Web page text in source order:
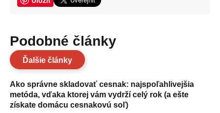
Podobné články
Ďalšie články
Ako správne skladovať cesnak: najspoľahlivejšia
metóda, vďaka ktorej vám vydrží celý rok (a ešte
získate domácu cesnakovú soľ)